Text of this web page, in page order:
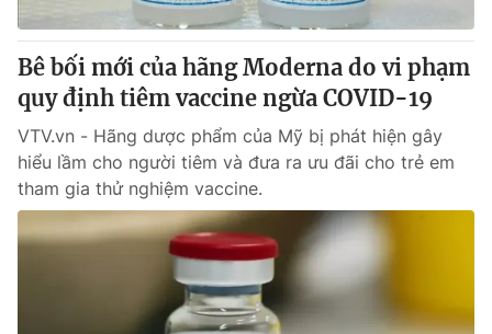
Bê bối mới của hãng Moderna do vi phạm
quy định tiêm vaccine ngừa COVID-19
VTV.vn - Hãng dược phẩm của Mỹ bị phát hiện gây
hiểu lầm cho người tiêm và đưa ra ưu đãi cho trẻ em
tham gia thử nghiệm vaccine.